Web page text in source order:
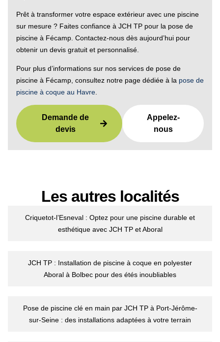
Prêt à transformer votre espace extérieur avec une piscine
sur mesure ? Faites confiance à JCH TP pour la pose de
piscine à Fécamp. Contactez-nous dès aujourd’hui pour
obtenir un devis gratuit et personnalisé.
Pour plus d’informations sur nos services de pose de
piscine à Fécamp, consultez notre page dédiée à la pose de
piscine à coque au Havre.
Demande de
devis
Appelez-
nous
Les autres localités
Criquetot-l’Esneval : Optez pour une piscine durable et
esthétique avec JCH TP et Aboral
JCH TP : Installation de piscine à coque en polyester
Aboral à Bolbec pour des étés inoubliables
Pose de piscine clé en main par JCH TP à Port-Jérôme-
sur-Seine : des installations adaptées à votre terrain